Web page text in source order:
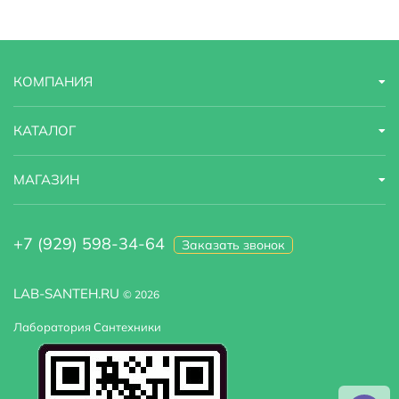
Высота 69.3 м
Глубина 9.5 м
LAB-SANTEH.RU © 2026
Лаборатория Сантехники
КОМПАНИЯ
КАТАЛОГ
МАГАЗИН
+7 (929) 598-34-64 Заказать звонок